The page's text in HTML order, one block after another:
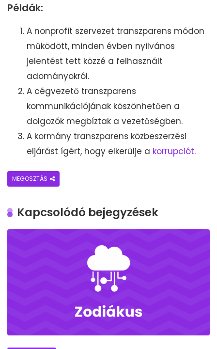
Példák:
A nonprofit szervezet transzparens módon
működött, minden évben nyilvános
jelentést tett közzé a felhasznált
adományokról.
A cégvezető transzparens
kommunikációjának köszönhetően a
dolgozók megbíztak a vezetőségben.
A kormány transzparens közbeszerzési
eljárást ígért, hogy elkerülje a korrupciót.
MEGOSZTÁS
Kapcsolódó bejegyzések